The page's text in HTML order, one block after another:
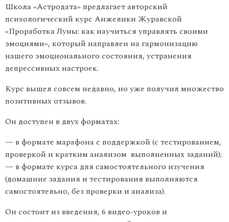
Школа «Астродата» предлагает авторский
психологический курс Анжелики Журавской
«Проработка Луны: как научиться управлять своими
эмоциями», который направлен на гармонизацию
нашего эмоционального состояния, устранения
депрессивных настроек.
Курс вышел совсем недавно, но уже получил множество
позитивных отзывов.
Он доступен в двух форматах:
— в формате марафона с поддержкой (с тестированием,
проверкой и кратким анализом выполненных заданий);
— в формате курса для самостоятельного изучения
(домашние задания и тестирования выполняются
самостоятельно, без проверки и анализа).
Он состоит из введения, 6 видео-уроков и